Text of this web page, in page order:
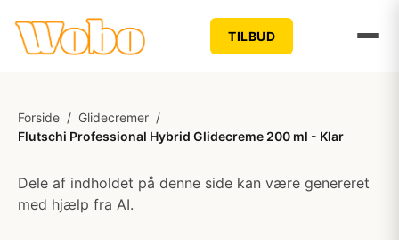
TILBUD
Forside / Glidecremer /
Flutschi Professional Hybrid Glidecreme 200 ml - Klar
Dele af indholdet på denne side kan være genereret
med hjælp fra AI.